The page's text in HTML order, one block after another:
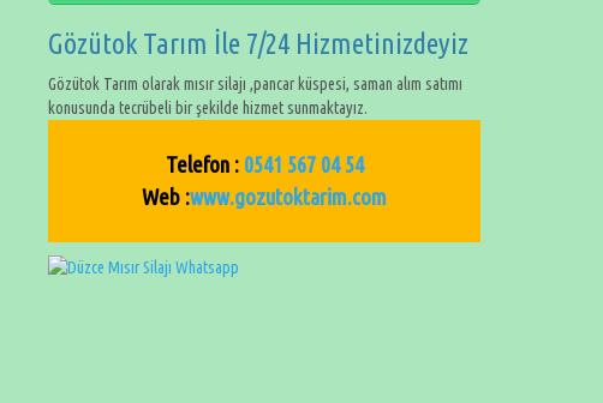
Gözütok Tarım İle 7/24 Hizmetinizdeyiz
Gözütok Tarım olarak mısır silajı ,pancar küspesi, saman alım satımı
konusunda tecrübeli bir şekilde hizmet sunmaktayız.
Telefon : 0541 567 04 54
Web :www.gozutoktarim.com